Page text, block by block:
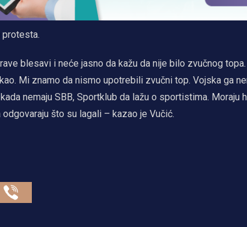
blesavi i neće jasno da kažu da nije bilo zvučnog
Mi znamo da nismo upotrebili zvučni top. Vojska ga
nemaju SBB, Sportklub da lažu o sportistima.
što su lagali – kazao je Vučić.